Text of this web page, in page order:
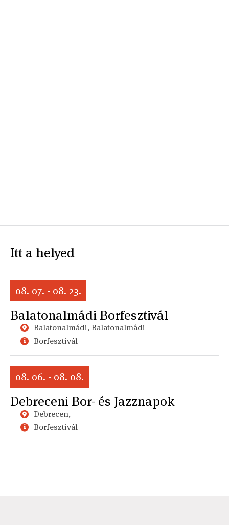
Itt a helyed
08. 07. - 08. 23.
Balatonalmádi Borfesztivál
Balatonalmádi, Balatonalmádi
Borfesztivál
08. 06. - 08. 08.
Debreceni Bor- és Jazznapok
Debrecen,
Borfesztivál